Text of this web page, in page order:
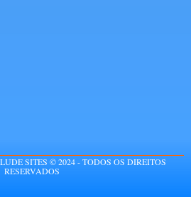
SITES © 2024 - TODOS OS DIREITOS
RESERVADOS